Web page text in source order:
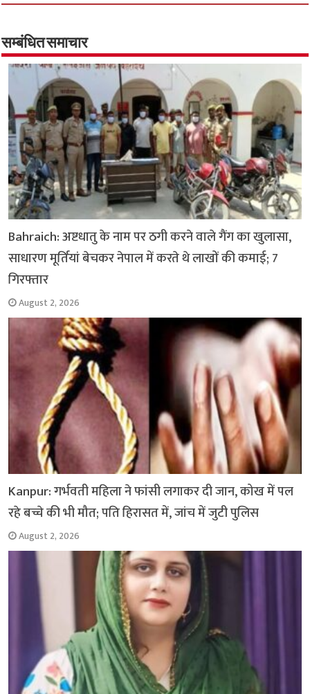
b
o
o
k
tt
er
at
p
p
ar
सम्बंधित समाचार
Bahraich: अष्टधातु के नाम पर ठगी करने वाले गैंग का खुलासा,
साधारण मूर्तियां बेचकर नेपाल में करते थे लाखों की कमाई; 7
गिरफ्तार
August 2, 2026
Kanpur: गर्भवती महिला ने फांसी लगाकर दी जान, कोख में पल
रहे बच्चे की भी मौत; पति हिरासत में, जांच में जुटी पुलिस
August 2, 2026